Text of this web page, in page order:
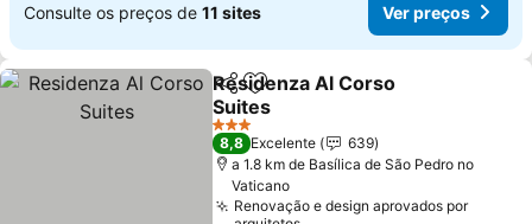
Consulte os preços de 11 sites Ver preços
PartilharAdicionar aos favoritos
Residenza Al Corso
Suites
3 Estrelas
8,8 Excelente
639
a 1.8 km de Basílica de São Pedro no
Vaticano
Renovação e design aprovados por